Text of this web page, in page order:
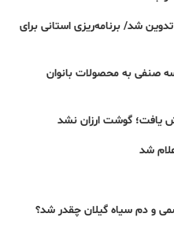
شد/ برنامه‌ریزی استانی برای
صنفی به محصولات بانوان
شد
و دم سیاه گیلان چقدر شد؟